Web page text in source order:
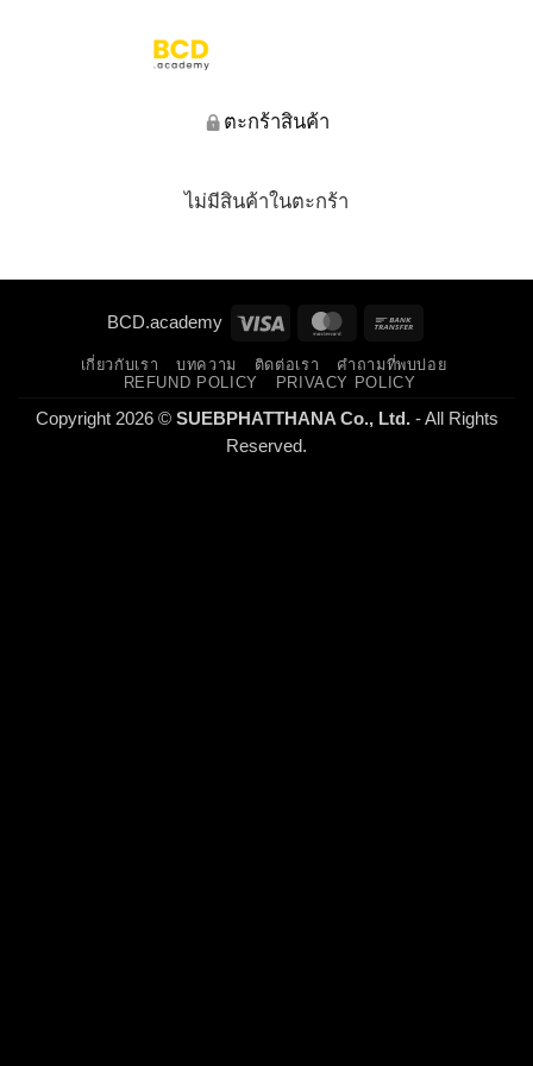
ตะกร้าสินค้า
ไม่มีสินค้าในตะกร้า
BCD.academy Visa MasterCard
เกี่ยวกับเรา บทความ ติดต่อเรา
คำถามที่พบบ่อย
REFUND POLICY
PRIVACY POLICY
Copyright 2026 © SUEBPHATTHANA Co., Ltd.- All Rights
Reserved.